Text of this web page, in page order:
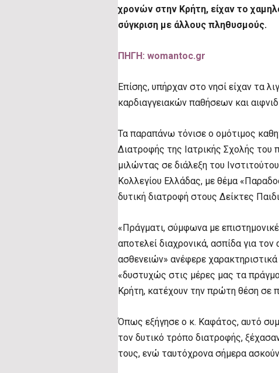
χρονών στην Κρήτη, είχαν το
σύγκριση με άλλους πληθυσμούς.
ΠΗΓΗ: womantoc.gr
Επίσης, υπήρχαν στο νησί είχαν τα
καρδιαγγειακών παθήσεων και
Τα παραπάνω τόνισε ο ομότιμος
Διατροφής της Ιατρικής Σχολής
μιλώντας σε διάλεξη του
Κολλεγίου Ελλάδας, με θέμα
δυτική διατροφή στους Δείκτες
«Πράγματι, σύμφωνα με
αποτελεί διαχρονικά, ασπίδα για
ασθενειών» ανέφερε
«δυστυχώς στις μέρες μας τα
Κρήτη, κατέχουν την πρώτη θέση σε
Όπως εξήγησε ο κ. Καφάτος, αυτό
τον δυτικό τρόπο διατροφής,
τους, ενώ ταυτόχρονα σήμερα